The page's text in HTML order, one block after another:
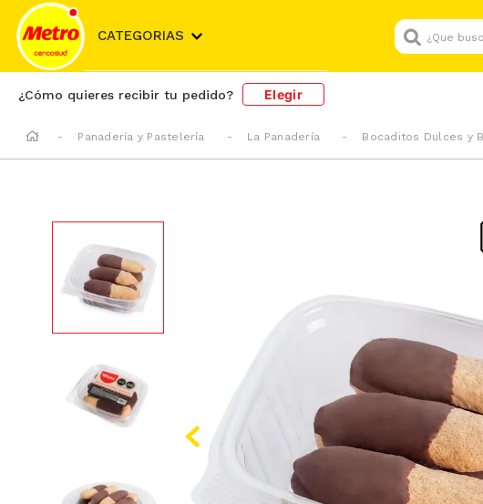
CATEGORIAS
¿Que buscas
¿Cómo quieres recibir tu pedido? Elegir
Panadería y Pastelería La Panadería Bocaditos Dulces y